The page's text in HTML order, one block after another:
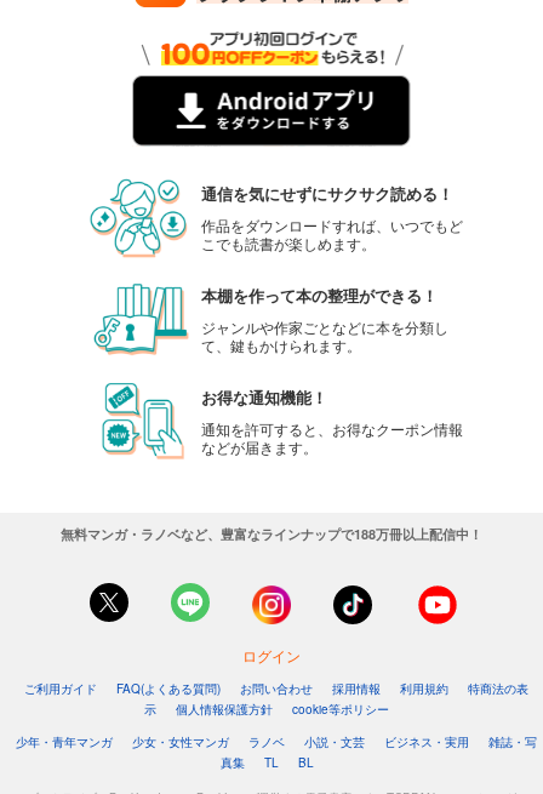
通信を気にせずにサクサク読める！
作品をダウンロードすれば、いつでもど
こでも読書が楽しめます。
本棚を作って本の整理ができる！
ジャンルや作家ごとなどに本を分類し
て、鍵もかけられます。
お得な通知機能！
通知を許可すると、お得なクーポン情報
などが届きます。
無料マンガ・ラノベなど、豊富なラインナップで188万冊以上配信中！
ログイン
ご利用ガイド FAQ(よくある質問) お問い合わせ 採用情報 利用規約
特商法の表
示
個人情報保護方針
cookie等ポリシー
少年・青年マンガ
少女・女性マンガ ラノベ 小説・文芸 ビジネス・実用
雑誌・写
真集
TL BL